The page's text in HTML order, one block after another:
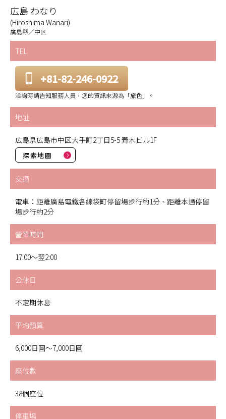
広島 わなり
(Hiroshima Wanari)
廣島縣／中区
TEL
+81-82-246-0922
洽詢時請告知服務人員，您的資訊來源為「旅色」。
地址
広島県広島市中区大手町2丁目5-5 青木ビル1F
探索地圖
交通
電車：距離廣島電鐵各線袋町停留場步行約1分、距離本通停留
場步行約2分
營業時間
17:00～翌2:00
公休日
不定期休息
平均預算
6,000日圓～7,000日圓
座位數
38個座位
停車場